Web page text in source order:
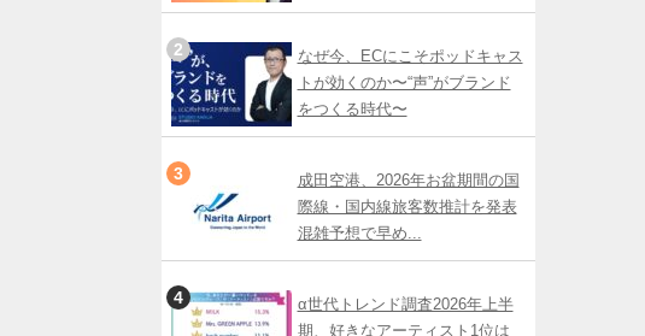
なぜ今、ECにこそポッドキャス
トが効くのか〜“声”がブランド
をつくる時代〜
成田空港、2026年お盆期間の国
際線・国内線旅客数推計を発表
混雑予想で早め...
α世代トレンド調査2026年上半
期、好きなアーティスト1位は